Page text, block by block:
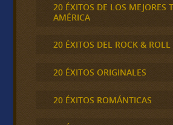
20 ÉXITOS DE LOS MEJORES
AMÉRICA
20 ÉXITOS DEL ROCK & ROLL
20 ÉXITOS ORIGINALES
20 ÉXITOS ROMÁNTICAS